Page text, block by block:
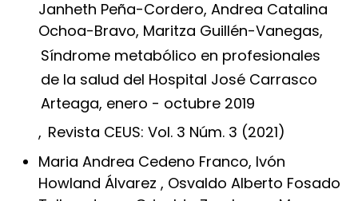
Janheth Peña-Cordero, Andrea Catalina
Ochoa-Bravo, Maritza Guillén-Vanegas,
Síndrome metabólico en profesionales
de la salud del Hospital José Carrasco
Arteaga, enero - octubre 2019
, Revista CEUS: Vol. 3 Núm. 3 (2021)
Maria Andrea Cedeno Franco, Ivón
Howland Álvarez , Osvaldo Alberto Fosado